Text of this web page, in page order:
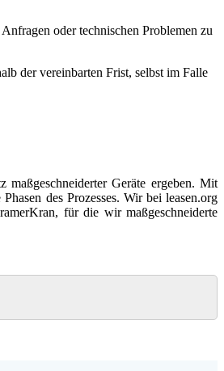
oder technischen Problemen zu
der vereinbarten Frist, selbst im Falle
Geräte ergeben. Mit
des Prozesses. Wir bei leasen.org
für die wir maßgeschneiderte